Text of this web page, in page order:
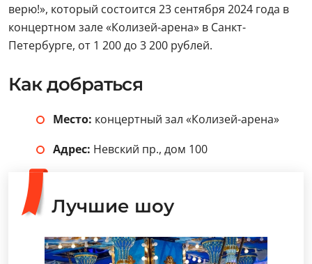
верю!», который состоится 23 сентября 2024 года в
концертном зале «Колизей-арена» в Санкт-
Петербурге, от 1 200 до 3 200 рублей.
Как добраться
Место: концертный зал «Колизей-арена»
Адрес: Невский пр., дом 100
Лучшие шоу